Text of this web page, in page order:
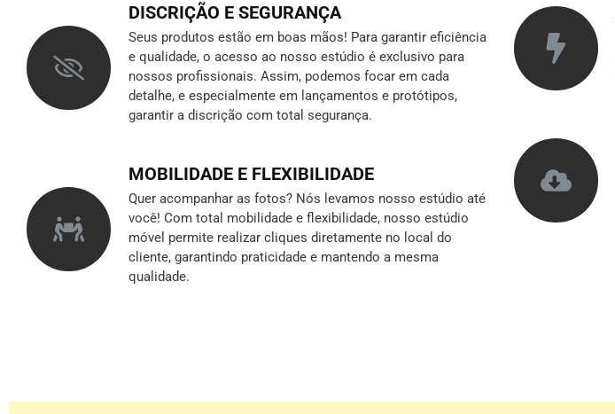
DISCRIÇÃO E SEGURANÇA
Seus produtos estão em boas mãos! Para garantir eficiência
e qualidade, o acesso ao nosso estúdio é exclusivo para
nossos profissionais. Assim, podemos focar em cada
detalhe, e especialmente em lançamentos e protótipos,
garantir a discrição com total segurança.
MOBILIDADE E FLEXIBILIDADE
Quer acompanhar as fotos? Nós levamos nosso estúdio até
você! Com total mobilidade e flexibilidade, nosso estúdio
móvel permite realizar cliques diretamente no local do
cliente, garantindo praticidade e mantendo a mesma
qualidade.